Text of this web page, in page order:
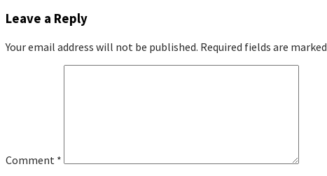
Leave a Reply
Your email address will not be published. Required fields are marked
Comment *